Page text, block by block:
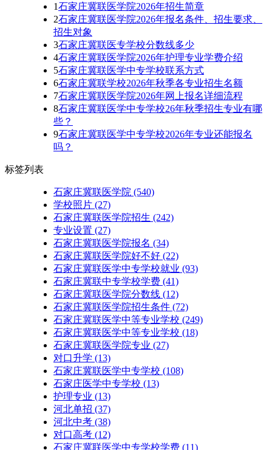
1石家庄冀联医学院2026年招生简章
2石家庄冀联医学院2026年报名条件、招生要求、
招生对象
3石家庄冀联医专学校分数线多少
4石家庄冀联医学院2026年护理专业学费介绍
5石家庄冀联医学中专学校联系方式
6石家庄冀联学校2026年秋季各专业招生名额
7石家庄冀联医学院2026年网上报名详细流程
8石家庄冀联医学中专学校26年秋季招生专业有哪
些？
9石家庄冀联医学中专学校2026年专业还能报名
吗？
标签列表
石家庄冀联医学院 (540)
学校照片 (27)
石家庄冀联医学院招生 (242)
专业设置 (27)
石家庄冀联医学院报名 (34)
石家庄冀联医学院好不好 (22)
石家庄冀联医学中专学校就业 (93)
石家庄冀联中专学校学费 (41)
石家庄冀联医学院分数线 (12)
石家庄冀联医学院招生条件 (72)
石家庄冀联医学中等专业学校 (249)
石家庄冀联医学中等专业学校​ (18)
石家庄冀联医学院专业 (27)
对口升学 (13)
石家庄冀联医学中专学校 (108)
石家庄医学中专学校 (13)
护理专业 (13)
河北单招 (37)
河北中考 (38)
对口高考 (12)
石家庄冀联医学中专学校学费 (11)